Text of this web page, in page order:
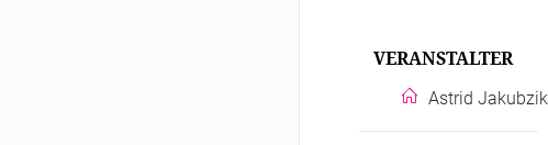
VERANSTALTER
Astrid Jakubzik